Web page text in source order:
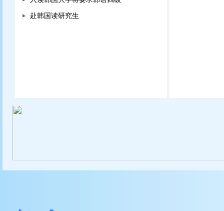
赴韩国读研究生